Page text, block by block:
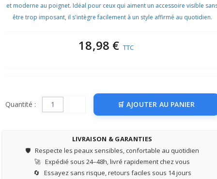
et moderne au poignet. Idéal pour ceux qui aiment un accessoire visible
être trop imposant, il s'intègre facilement à un style affirmé au quotidien.
18,98 € TTC
Quantité : AJOUTER AU PANIER
LIVRAISON & GARANTIES
🛡️ Respecte les peaux sensibles, confortable au quotidien
🚀 Expédié sous 24–48h, livré rapidement chez vous
🔄 Essayez sans risque, retours faciles sous 14 jours